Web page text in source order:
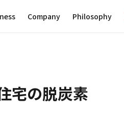
Company Philosophy
宅の脱炭素